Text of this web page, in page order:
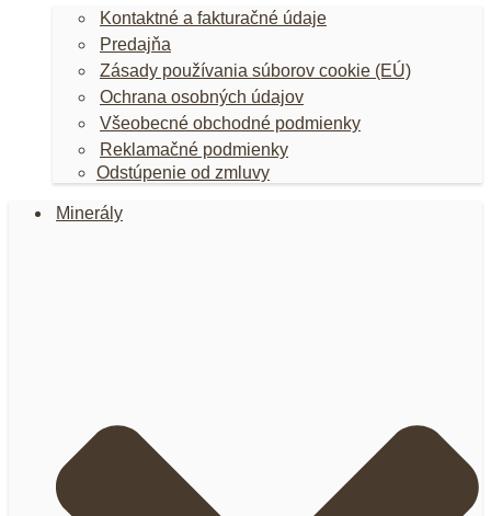
Kontaktné a fakturačné údaje
Predajňa
Zásady používania súborov cookie (EÚ)
Ochrana osobných údajov
Všeobecné obchodné podmienky
Reklamačné podmienky
Odstúpenie od zmluvy
Minerály